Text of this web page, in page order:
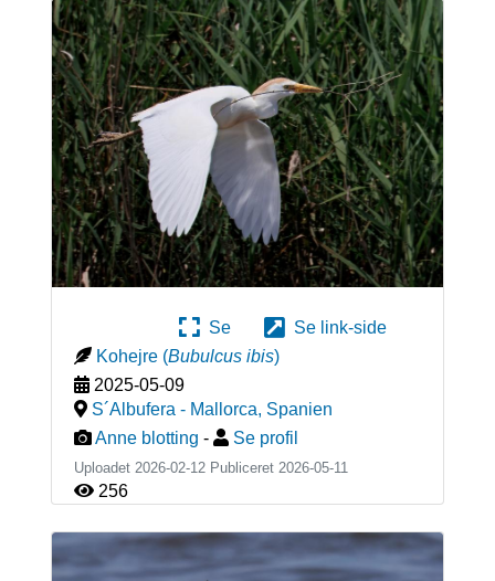
Se
Se link-side
Kohejre (Bubulcus ibis)
2025-05-09
S´Albufera - Mallorca, Spanien
Anne blotting - Se profil
Uploadet 2026-02-12 Publiceret 2026-05-11
256